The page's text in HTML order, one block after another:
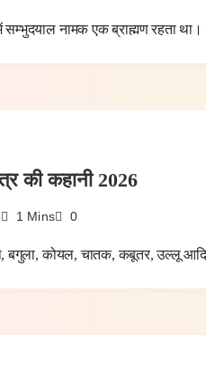
सम्भुदयाल नामक एक ब्राह्मण रहता
की कहानी 2026
1 Mins 0
बगुला, कोयल, चातक, कबूतर, उल्लू